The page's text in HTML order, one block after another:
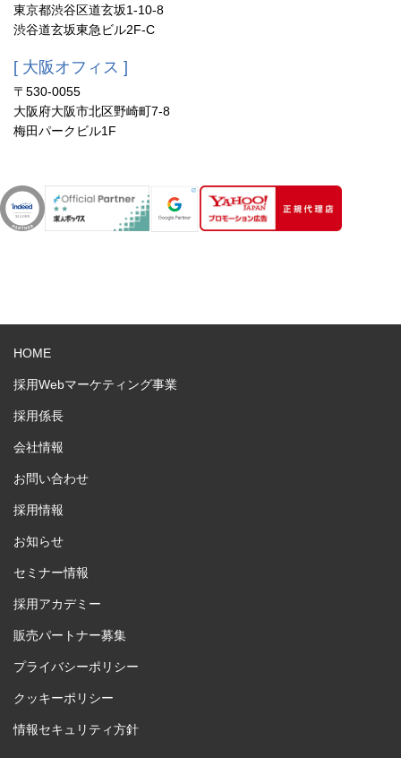
東京都渋谷区道玄坂1-10-8
渋谷道玄坂東急ビル2F-C
[ 大阪オフィス ]
〒530-0055
大阪府大阪市北区野崎町7-8
梅田パークビル1F
HOME
採用Webマーケティング事業
採用係長
会社情報
お問い合わせ
採用情報
お知らせ
セミナー情報
採用アカデミー
販売パートナー募集
プライバシーポリシー
クッキーポリシー
情報セキュリティ方針